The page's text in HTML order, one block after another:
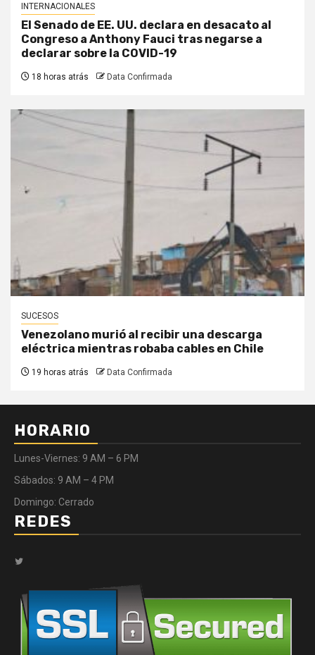
INTERNACIONALES
El Senado de EE. UU. declara en desacato al
Congreso a Anthony Fauci tras negarse a
declarar sobre la COVID-19
18 horas atrás Data Confirmada
SUCESOS
Venezolano murió al recibir una descarga
eléctrica mientras robaba cables en Chile
19 horas atrás Data Confirmada
HORARIO
Lunes-Viernes: 9 AM – 6 PM
Sábados: 9 AM – 4 PM
Domingo: Cerrado
REDES
Twitter